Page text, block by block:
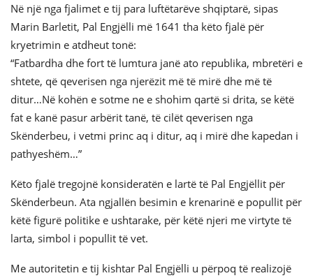
Në një nga fjalimet e tij para luftëtarëve shqiptarë, sipas
Marin Barletit, Pal Engjëlli më 1641 tha këto fjalë për
kryetrimin e atdheut tonë:
“Fatbardha dhe fort të lumtura janë ato republika, mbretëri e
shtete, që qeverisen nga njerëzit më të mirë dhe më të
ditur…Në kohën e sotme ne e shohim qartë si drita, se këtë
fat e kanë pasur arbërit tanë, të cilët qeverisen nga
Skënderbeu, i vetmi princ aq i ditur, aq i mirë dhe kapedan i
pathyeshëm…”
Këto fjalë tregojnë konsideratën e lartë të Pal Engjëllit për
Skënderbeun. Ata ngjallën besimin e krenarinë e popullit për
këtë figurë politike e ushtarake, për këtë njeri me virtyte të
larta, simbol i popullit të vet.
Me autoritetin e tij kishtar Pal Engjëlli u përpoq të realizojë